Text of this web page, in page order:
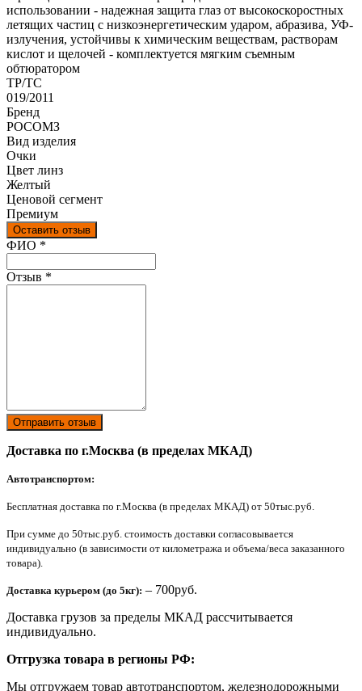
использовании - надежная защита глаз от высокоскоростных
летящих частиц с низкоэнергетическим ударом, абразива, УФ-
излучения, устойчивы к химическим веществам, растворам
кислот и щелочей - комплектуется мягким съемным
обтюратором
ТР/ТС
019/2011
Бренд
РОСОМЗ
Вид изделия
Очки
Цвет линз
Желтый
Ценовой сегмент
Премиум
Оставить отзыв
Ваш отзыв был отправлен!
ФИО *
Отзыв *
Отправить отзыв
Доставка по г.Москва (в пределах МКАД)
Автотранспортом:
Бесплатная доставка по г.Москва (в пределах МКАД) от 50тыс.руб.
При сумме до 50тыс.руб. стоимость доставки согласовывается
индивидуально (в зависимости от километража и объема/веса заказанного
товара).
Доставка курьером (до 5кг): – 700руб.
Доставка грузов за пределы МКАД рассчитывается
индивидуально.
Отгрузка товара в регионы РФ:
Мы отгружаем товар автотранспортом, железнодорожными